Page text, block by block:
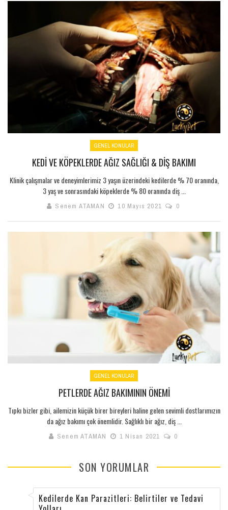
GENEL KONULAR
KEDI VE KÖPEKLERDE AĞIZ SAĞLIĞI & DIŞ BAKIMI
Klinik çalışmalar ve deneyimlerimiz 3 yaşın üzerindeki kedilerde % 70 oranında,
3 yaş ve sonrasındaki köpeklerde % 80 oranında diş ...
Senem ATAMAN 10 Mayıs 2021 0
GENEL KONULAR
PETLERDE AĞIZ BAKIMININ ÖNEMI
Tıpkı bizler gibi, ailemizin küçük birer bireyleri haline gelen sevimli dostlarımızın
da ağız bakımı çok önemlidir. Sağlıklı bir ağız, diş ...
Senem ATAMAN 1 Nisan 2021 0
SON YORUMLAR
Kedilerde Kan Parazitleri: Belirtiler ve Tedavi